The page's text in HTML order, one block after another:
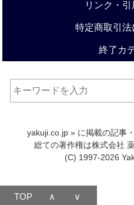
リンク・
特定商取引
終了カ
yakuji.co.jp » に掲載の記事
総ての著作権は株式会社
(C) 1997-2026
TOP ∧ ∨